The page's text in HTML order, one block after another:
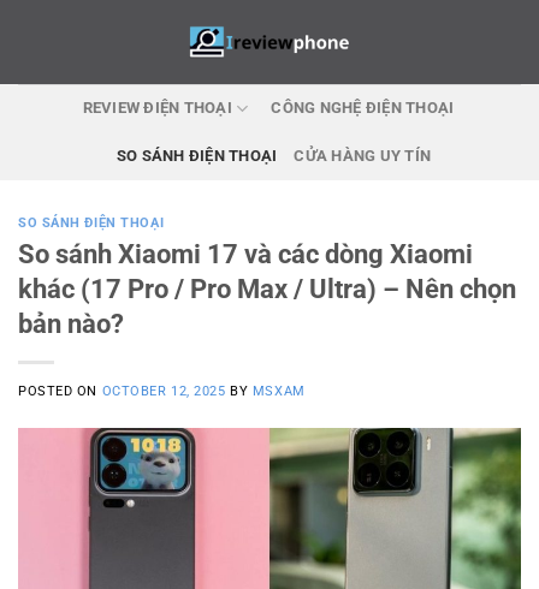
REVIEW ĐIỆN THOẠI CÔNG NGHỆ ĐIỆN THOẠI
SO SÁNH ĐIỆN THOẠI CỬA HÀNG UY TÍN
SO SÁNH ĐIỆN THOẠI
So sánh Xiaomi 17 và các dòng Xiaomi
khác (17 Pro / Pro Max / Ultra) – Nên chọn
bản nào?
POSTED ON OCTOBER 12, 2025 BY MSXAM